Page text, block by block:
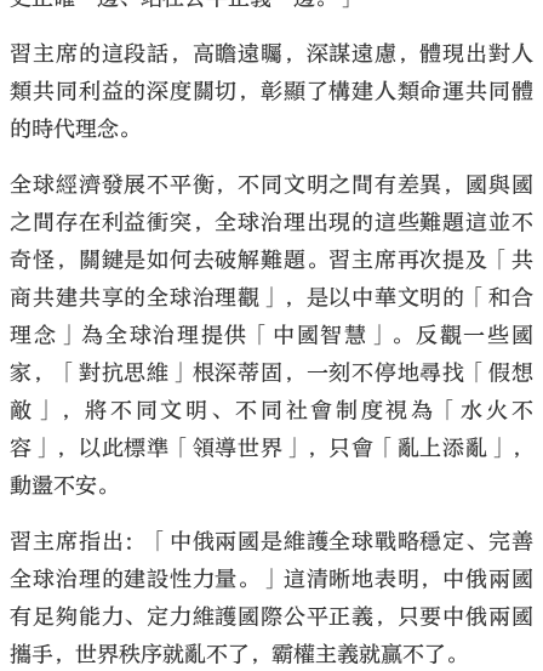
習主席的這段話，高瞻遠矚，深謀遠慮，體現出對人
類共同利益的深度關切，彰顯了構建人類命運共同體
的時代理念。
全球經濟發展不平衡，不同文明之間有差異，國與國
之間存在利益衝突，全球治理出現的這些難題這並不
奇怪，關鍵是如何去破解難題。習主席再次提及「共
商共建共享的全球治理觀」，是以中華文明的「和合
理念」為全球治理提供「中國智慧」。反觀一些國
家，「對抗思維」根深蒂固，一刻不停地尋找「假想
敵」，將不同文明、不同社會制度視為「水火不
容」，以此標準「領導世界」，只會「亂上添亂」，
動盪不安。
習主席指出：「中俄兩國是維護全球戰略穩定、完善
全球治理的建設性力量。」這清晰地表明，中俄兩國
有足夠能力、定力維護國際公平正義，只要中俄兩國
攜手，世界秩序就亂不了，霸權主義就贏不了。